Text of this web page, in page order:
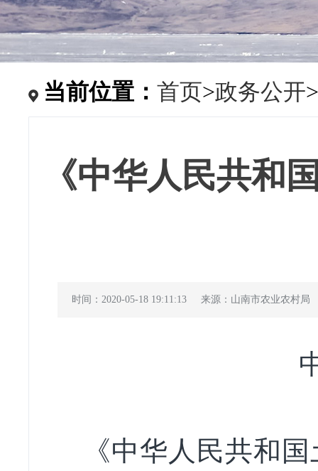
当前位置： 首页>政务公开>
《中华人民共和
时间：2020-05-18 19:11:13 来源：山南市农业农村局
《中华人民共和